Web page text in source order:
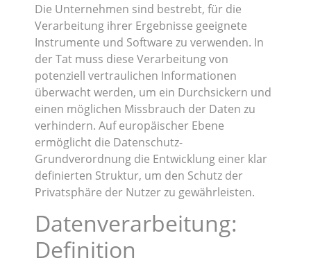
Die Unternehmen sind bestrebt, für die
Verarbeitung ihrer Ergebnisse geeignete
Instrumente und Software zu verwenden. In
der Tat muss diese Verarbeitung von
potenziell vertraulichen Informationen
überwacht werden, um ein Durchsickern und
einen möglichen Missbrauch der Daten zu
verhindern. Auf europäischer Ebene
ermöglicht die Datenschutz-
Grundverordnung die Entwicklung einer klar
definierten Struktur, um den Schutz der
Privatsphäre der Nutzer zu gewährleisten.
Datenverarbeitung:
Definition